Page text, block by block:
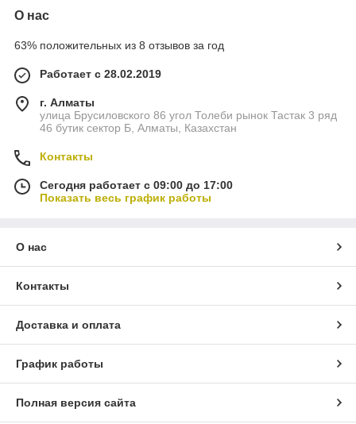
О нас
63% положительных из 8 отзывов за год
Работает с 28.02.2019
г. Алматы
улица Брусиловского 86 угол Толеби рынок Тастак 3 ряд
46 бутик сектор Б, Алматы, Казахстан
Контакты
Сегодня работает с 09:00 до 17:00
Показать весь график работы
О нас
Контакты
Доставка и оплата
График работы
Полная версия сайта